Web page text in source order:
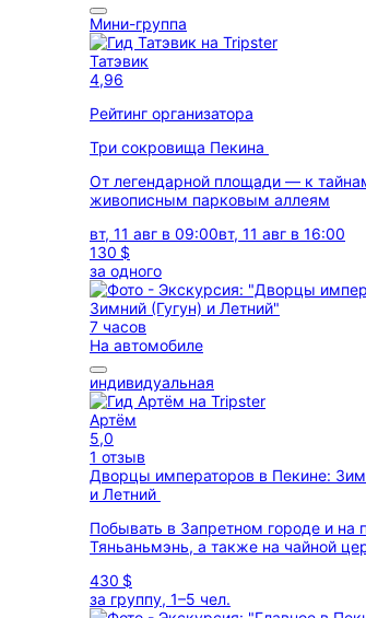
Мини-группа
Татэвик
4,96
Рейтинг организатора
Три сокровища Пекина
От легендарной площади — к
живописным парковым аллеям
вт, 11 авг в 09:00вт, 11 авг в 16:00
130 $
за одного
7 часов
На автомобиле
индивидуальная
Артём
5,0
1 отзыв
Дворцы императоров в Пекине:
и Летний
Побывать в Запретном городе и на
Тяньаньмэнь, а также на чайной
430 $
за группу, 1–5 чел.